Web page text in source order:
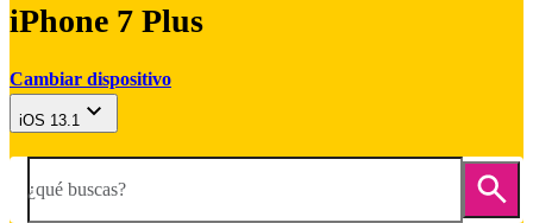
iPhone 7 Plus
Cambiar dispositivo
iOS 13.1
¿qué buscas?